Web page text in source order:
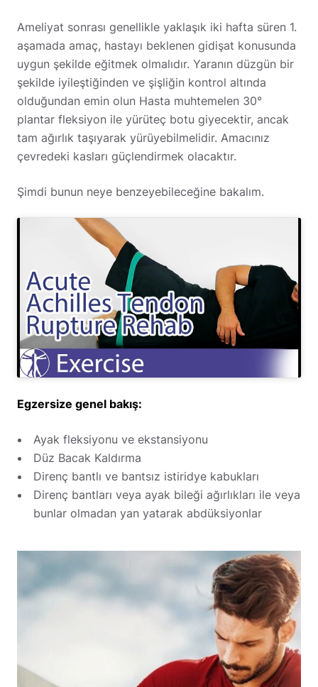
Ameliyat sonrası genellikle yaklaşık iki hafta süren 1.
aşamada amaç, hastayı beklenen gidişat konusunda
uygun şekilde eğitmek olmalıdır. Yaranın düzgün bir
şekilde iyileştiğinden ve şişliğin kontrol altında
olduğundan emin olun Hasta muhtemelen 30°
plantar fleksiyon ile yürüteç botu giyecektir, ancak
tam ağırlık taşıyarak yürüyebilmelidir. Amacınız
çevredeki kasları güçlendirmek olacaktır.
Şimdi bunun neye benzeyebileceğine bakalım.
Egzersize genel bakış:
Ayak fleksiyonu ve ekstansiyonu
Düz Bacak Kaldırma
Direnç bantlı ve bantsız istiridye kabukları
Direnç bantları veya ayak bileği ağırlıkları ile veya
bunlar olmadan yan yatarak abdüksiyonlar